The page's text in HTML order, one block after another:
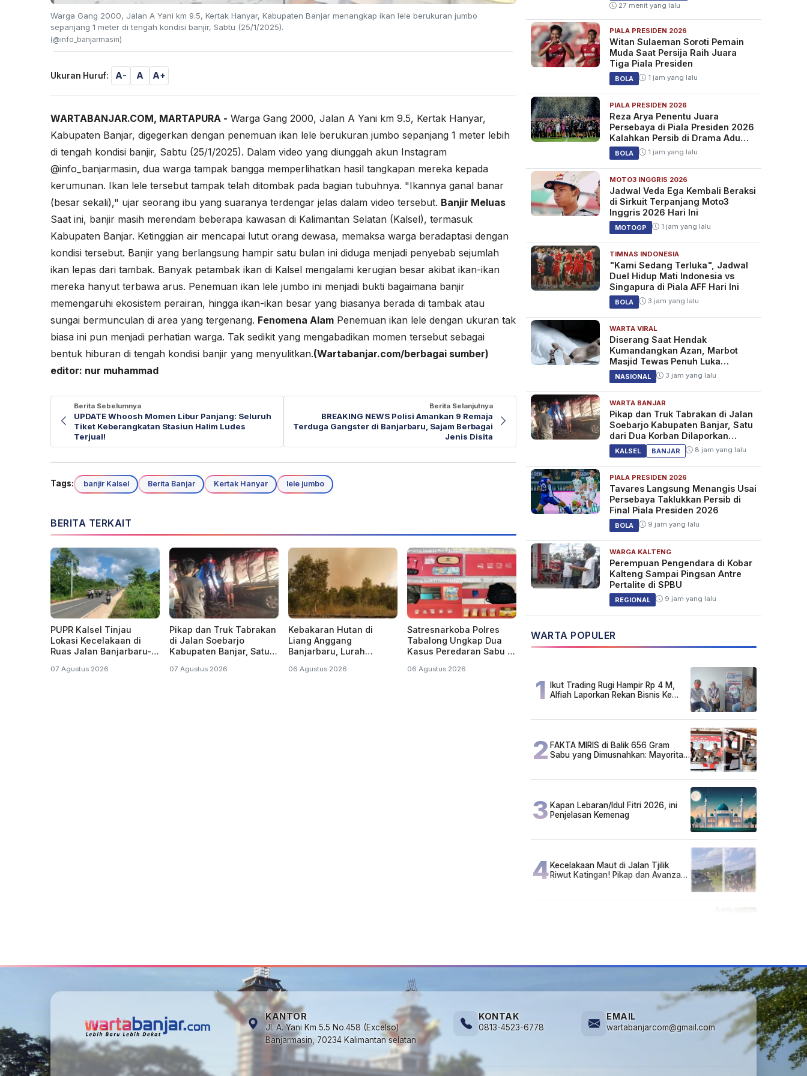
Warga Gang 2000, Jalan A Yani km 9.5, Kertak Hanyar, Kabupaten Banjar menangkap ikan lele berukuran jumbo
sepanjang 1 meter di tengah kondisi banjir, Sabtu (25/1/2025).
(@info_banjarmasin)
Ukuran Huruf: A- A A+
WARTABANJAR.COM, MARTAPURA - Warga Gang 2000, Jalan A Yani km 9.5, Kertak Hanyar,
Kabupaten Banjar, digegerkan dengan penemuan ikan lele berukuran jumbo sepanjang 1 meter lebih
di tengah kondisi banjir, Sabtu (25/1/2025). Dalam video yang diunggah akun Instagram
@info_banjarmasin, dua warga tampak bangga memperlihatkan hasil tangkapan mereka kepada
kerumunan. Ikan lele tersebut tampak telah ditombak pada bagian tubuhnya. "Ikannya ganal banar
(besar sekali)," ujar seorang ibu yang suaranya terdengar jelas dalam video tersebut. Banjir Meluas
Saat ini, banjir masih merendam beberapa kawasan di Kalimantan Selatan (Kalsel), termasuk
Kabupaten Banjar. Ketinggian air mencapai lutut orang dewasa, memaksa warga beradaptasi dengan
kondisi tersebut. Banjir yang berlangsung hampir satu bulan ini diduga menjadi penyebab sejumlah
ikan lepas dari tambak. Banyak petambak ikan di Kalsel mengalami kerugian besar akibat ikan-ikan
mereka hanyut terbawa arus. Penemuan ikan lele jumbo ini menjadi bukti bagaimana banjir
memengaruhi ekosistem perairan, hingga ikan-ikan besar yang biasanya berada di tambak atau
sungai bermunculan di area yang tergenang. Fenomena Alam Penemuan ikan lele dengan ukuran tak
biasa ini pun menjadi perhatian warga. Tak sedikit yang mengabadikan momen tersebut sebagai
bentuk hiburan di tengah kondisi banjir yang menyulitkan.(Wartabanjar.com/berbagai sumber)
editor: nur muhammad
Berita Sebelumnya
UPDATE Whoosh Momen Libur Panjang: Seluruh
Tiket Keberangkatan Stasiun Halim Ludes
Terjual!
Berita Selanjutnya
BREAKING NEWS Polisi Amankan 9 Remaja
Terduga Gangster di Banjarbaru, Sajam Berbagai
Jenis Disita
Tags: banjir Kalsel Berita Banjar Kertak Hanyar lele jumbo
BERITA TERKAIT
PUPR Kalsel Tinjau
Lokasi Kecelakaan di
Ruas Jalan Banjarbaru-
07 Agustus 2026
Pikap dan Truk Tabrakan
di Jalan Soebarjo
Kabupaten Banjar, Satu
Dilaporkan Tewas
07 Agustus 2026
Kebakaran Hutan di
Liang Anggang
Banjarbaru, Lurah
Terbakar Sejak Tadi
06 Agustus 2026
Satresnarkoba Polres
Tabalong Ungkap Dua
Kasus Peredaran Sabu di
Pelaku Diamankan
06 Agustus 2026
27 menit yang lalu
PIALA PRESIDEN 2026
Witan Sulaeman Soroti Pemain
Muda Saat Persija Raih Juara
Tiga Piala Presiden
BOLA 1 jam yang lalu
PIALA PRESIDEN 2026
Reza Arya Penentu Juara
Persebaya di Piala Presiden 2026
Kalahkan Persib di Drama Adu
Penalti
BOLA 1 jam yang lalu
MOTO3 INGGRIS 2026
Jadwal Veda Ega Kembali Beraksi
di Sirkuit Terpanjang Moto3
Inggris 2026 Hari Ini
MOTOGP 1 jam yang lalu
TIMNAS INDONESIA
"Kami Sedang Terluka", Jadwal
Duel Hidup Mati Indonesia vs
Singapura di Piala AFF Hari Ini
BOLA 3 jam yang lalu
WARTA VIRAL
Diserang Saat Hendak
Kumandangkan Azan, Marbot
Masjid Tewas Penuh Luka
Sabetan Samurai
NASIONAL 3 jam yang lalu
WARTA BANJAR
Pikap dan Truk Tabrakan di Jalan
Soebarjo Kabupaten Banjar, Satu
dari Dua Korban Dilaporkan
Tewas
KALSEL BANJAR 8 jam yang lalu
PIALA PRESIDEN 2026
Tavares Langsung Menangis Usai
Persebaya Taklukkan Persib di
Final Piala Presiden 2026
BOLA 9 jam yang lalu
WARGA KALTENG
Perempuan Pengendara di Kobar
Kalteng Sampai Pingsan Antre
Pertalite di SPBU
REGIONAL 9 jam yang lalu
WARTA POPULER
1 Ikut Trading Rugi Hampir Rp 4 M,
Alfiah Laporkan Rekan Bisnis Ke
2 FAKTA MIRIS di Balik 656 Gram
Sabu yang Dimusnahkan: Mayoritas
3 Kapan Lebaran/Idul Fitri 2026, ini
Penjelasan Kemenag
4Kecelakaan Maut di Jalan Tjilik
Riwut Katingan! Pikap dan Avanza
KANTOR
Jl. A. Yani Km 5.5 No.458 (Excelso)
Banjarmasin, 70234 Kalimantan selatan
KONTAK
0813-4523-6778
EMAIL
wartabanjarcom@gmail.com